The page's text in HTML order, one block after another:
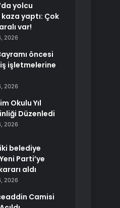
yolcu
yaptı: Çok
var!
2026
öncesi
işletmelerine
2026
Okulu Yıl
Düzenledi
2026
belediye
Parti’ye
aldı
2026
Camisi